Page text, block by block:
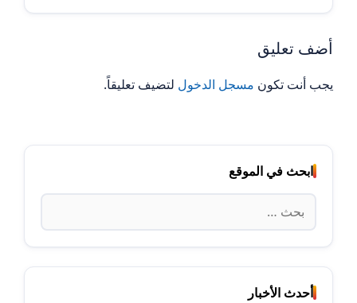
أضف تعليق
يجب أنت تكون مسجل الدخول لتضيف تعليقاً.
ابحث في الموقع
البحث
عن:
أحدث الأخبار